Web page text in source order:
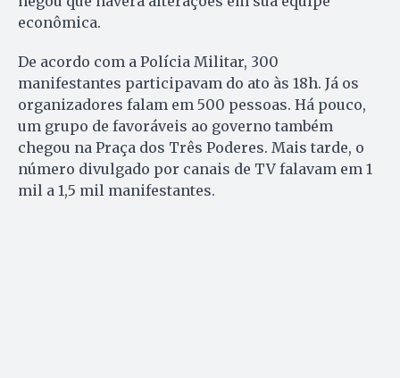
econômica.
De acordo com a Polícia Militar, 300
manifestantes participavam do ato às 18h. Já os
organizadores falam em 500 pessoas. Há pouco,
um grupo de favoráveis ao governo também
chegou na Praça dos Três Poderes. Mais tarde, o
número divulgado por canais de TV falavam em 1
mil a 1,5 mil manifestantes.